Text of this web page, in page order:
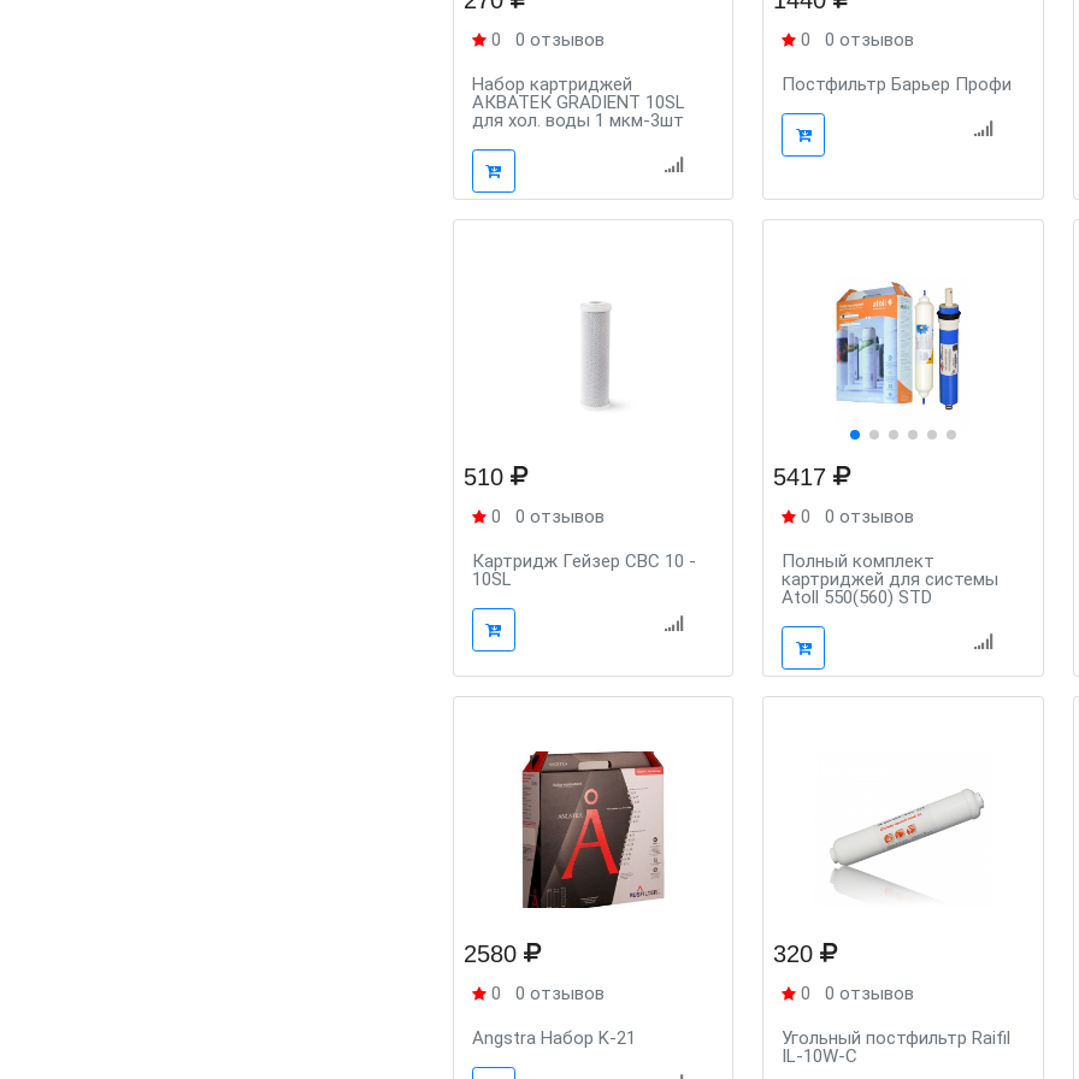
0 0 отзывов
Набор картриджей
АКВАТЕК GRADIENT 10SL
для хол. воды 1 мкм-3шт
0 0 отзывов
Постфильтр Барьер Профи
510
0 0 отзывов
Картридж Гейзер CBC 10 -
10SL
5417
0 0 отзывов
Полный комплект
картриджей для системы
Atoll 550(560) STD
2580
0 0 отзывов
Angstra Набор K-21
320
0 0 отзывов
Угольный постфильтр Raifil
IL-10W-C